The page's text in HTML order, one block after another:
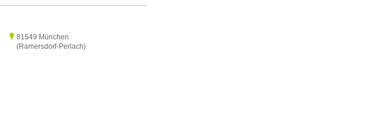
81549 München
(Ramersdorf-Perlach)